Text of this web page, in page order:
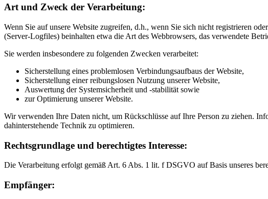
Art und Zweck der Verarbeitung:
Wenn Sie auf unsere Website zugreifen, d.h., wenn Sie sich nicht registrieren
(Server-Logfiles) beinhalten etwa die Art des Webbrowsers, das verwendete
Sie werden insbesondere zu folgenden Zwecken verarbeitet:
Sicherstellung eines problemlosen Verbindungsaufbaus der Website,
Sicherstellung einer reibungslosen Nutzung unserer Website,
Auswertung der Systemsicherheit und -stabilität sowie
zur Optimierung unserer Website.
Wir verwenden Ihre Daten nicht, um Rückschlüsse auf Ihre Person zu ziehen.
dahinterstehende Technik zu optimieren.
Rechtsgrundlage und berechtigtes Interesse:
Die Verarbeitung erfolgt gemäß Art. 6 Abs. 1 lit. f DSGVO auf Basis unseres
Empfänger: